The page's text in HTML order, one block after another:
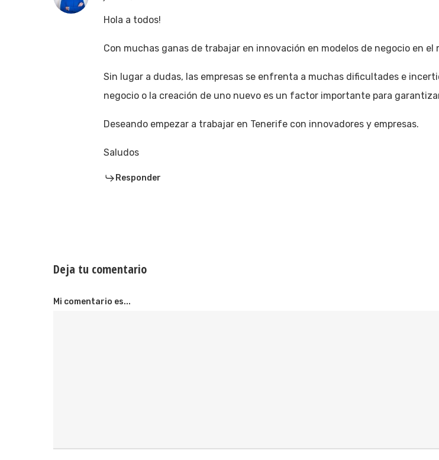
Hola a todos!
Con muchas ganas de trabajar en innovación en modelos de negocio en el
Sin lugar a dudas, las empresas se enfrenta a muchas dificultades e
negocio o la creación de uno nuevo es un factor importante para
Deseando empezar a trabajar en Tenerife con innovadores y empresas.
Saludos
Responder
Deja tu comentario
Mi comentario es...